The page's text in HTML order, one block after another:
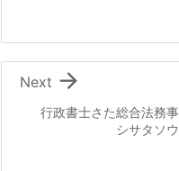
行政書士さた総合法務
シサタソ

Next